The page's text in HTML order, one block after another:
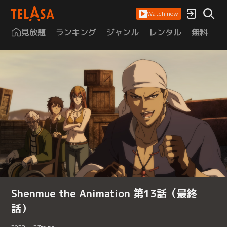
Watch now
見放題 ランキング ジャンル レンタル 無料
Shenmue the Animation 第13話（最終
話）